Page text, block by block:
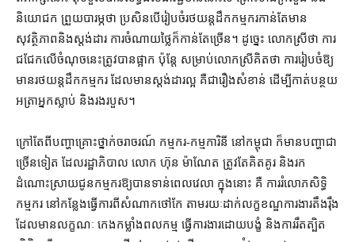
និយោជក ព្រួយបារម្ភ​ថា ប្រសិនបើ​រៀបចំ​រថយន្ត​ដឹក​កម្មករ​កាន់តែ​មាន​
សុវត្ថិភាព​និង​ស្តង់ដារ ការ​ចំណាយ​ថ្លៃ​ក៏​កាន់តែច្រើន​។ ដូច្នេះ លោកស្រី​ថា ការ​
ជជែក​លើ​ចំណុច​នេះ​ត្រូវ​បាន​ផ្អាក ប៉ុន្តែ សម្រាប់​លោកស្រី​គិតថា ការរៀបចំ​ឱ្យ​
មាន​រថយន្ត​ដឹក​កម្មករ ដែល​មាន​ស្តង់ដារ​ល្អ គឺជា​រឿង​សំខាន់ ដើម្បី​កាត់បន្ថយ​
អត្រា​អ្នក​ស្លាប់ និង​រង​របួស។
ក្រៅ​តែពី​បញ្ហា​គ្រោះថ្នាក់​ចរាចរណ៍ កម្មករ​-​កម្មការិនី នៅ​កម្ពុជា ក៏​មាន​បញ្ហា​ជា
ច្រើន​ទៀត ដែល​រដ្ឋាភិបាល លោក ហ៊ុន ម៉ាណែត ត្រូវតែ​គិតគូរ និង​រក​
ដំណោះស្រាយ​ជូន​កម្មករ​ឱ្យ​បាន​ទាន់​ពេល​វេលា ក្នុង​នោះ គឺ ការរំលោភ​សិទ្ធិ​
កម្មករ នៅ​កន្លែងធ្វើការ​ពី​សំណាក​ថៅកែ តាមរយៈ​ដាក់​លក្ខខណ្ឌ​ការងារ​តឹងរ៉ឹង
ដែល​មាន​លក្ខណៈ កេង​កម្លាំង​ពលកម្ម ធ្វើការ​ងារ​ដោយ​បង្ខំ និង​ការ​រឹតត្បិត